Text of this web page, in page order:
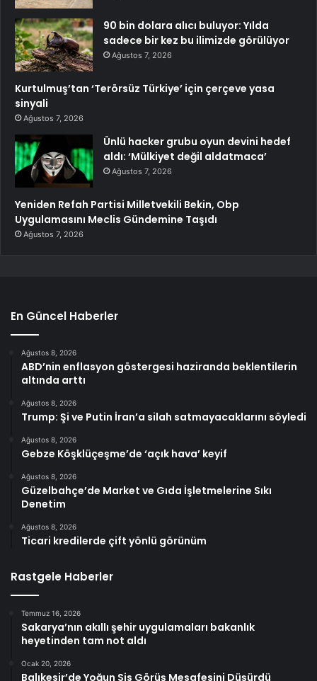
90 bin dolara alıcı buluyor: Yılda
sadece bir kez bu ilimizde görülüyor
Ağustos 7, 2026
Kurtulmuş’tan ‘Terörsüz Türkiye’ için çerçeve yasa
sinyali
Ağustos 7, 2026
Ünlü hacker grubu oyun devini hedef
aldı: ‘Mülkiyet değil aldatmaca’
Ağustos 7, 2026
Yeniden Refah Partisi Milletvekili Bekin, Obp
Uygulamasını Meclis Gündemine Taşıdı
Ağustos 7, 2026
En Güncel Haberler
Ağustos 8, 2026
ABD’nin enflasyon göstergesi haziranda beklentilerin
altında arttı
Ağustos 8, 2026
Trump: Şi ve Putin İran’a silah satmayacaklarını söyledi
Ağustos 8, 2026
Gebze Köşklüçeşme’de ‘açık hava’ keyif
Ağustos 8, 2026
Güzelbahçe’de Market ve Gıda İşletmelerine Sıkı
Denetim
Ağustos 8, 2026
Ticari kredilerde çift yönlü görünüm
Rastgele Haberler
Temmuz 16, 2026
Sakarya’nın akıllı şehir uygulamaları bakanlık
heyetinden tam not aldı
Ocak 20, 2026
Balıkesir’de Yoğun Sis Görüş Mesafesini Düşürdü